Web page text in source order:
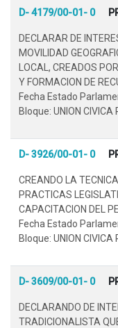
D- 4179/00-01- 0
DECLARAR DE
MOVILIDAD
LOCAL, CREADOS
Y FORMACION DE
Fecha Estado
Bloque: UNION CIVICA
D- 3926/00-01- 0
CREANDO LA
PRACTICAS
CAPACITACION DEL
Fecha Estado
Bloque: UNION CIVICA
D- 3609/00-01- 0
DECLARANDO DE
TRADICIONALISTA